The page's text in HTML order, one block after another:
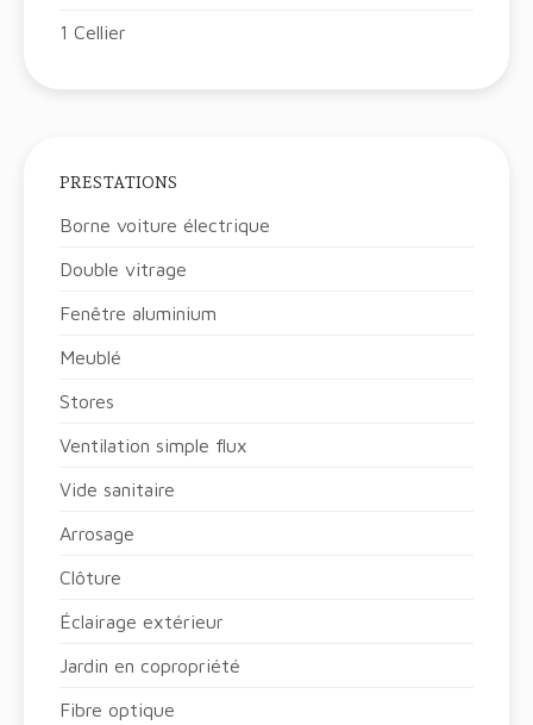
1 Cellier
PRESTATIONS
Borne voiture électrique
Double vitrage
Fenêtre aluminium
Meublé
Stores
Ventilation simple flux
Vide sanitaire
Arrosage
Clôture
Éclairage extérieur
Jardin en copropriété
Fibre optique